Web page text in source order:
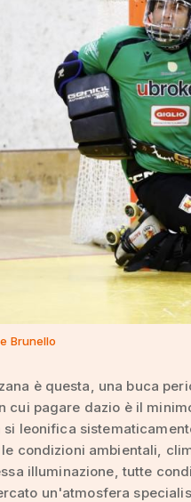
Brunello
è questa, una buca
cui pagare dazio è il
si leonifica
condizioni ambientali,
illuminazione, tutte
un'atmosfera